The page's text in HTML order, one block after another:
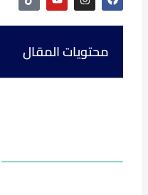
i
k
t
k
o
u
t
b
e
n
s
t
g
r
m
a
c
e
o
oمحتويات المقال